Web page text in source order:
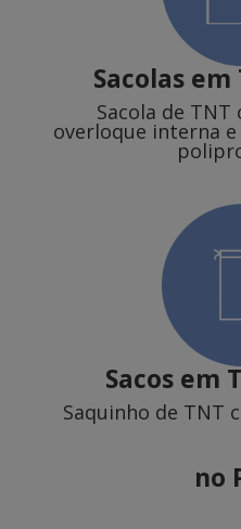
Sacolas em
Sacola de
overloque interna
Sacos em
Saquinho de TNT
no